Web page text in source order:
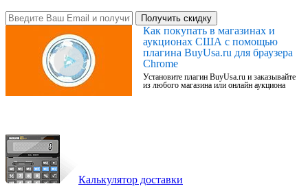
Получить скидку
Как покупать в магазинах и
аукционах США с помощью
плагина BuyUsa.ru для браузера
Chrome
Установите плагин BuyUsa.ru и заказывайте
из любого магазина или онлайн аукциона
Калькулятор доставки